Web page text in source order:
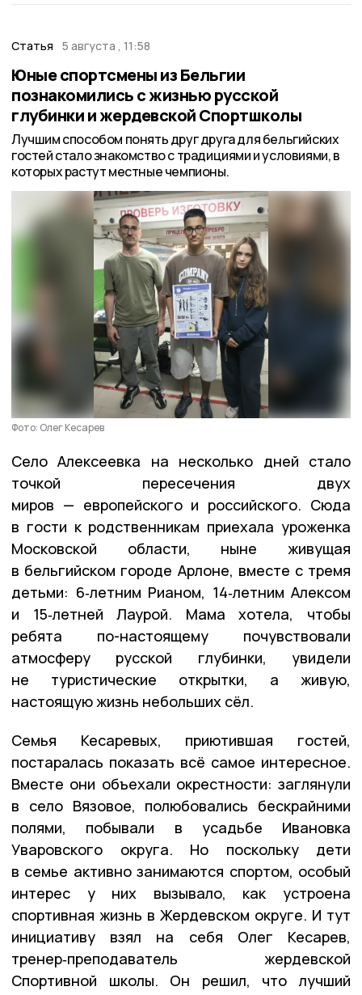
Статья 5 августа , 11:58
Юные спортсмены из Бельгии
познакомились с жизнью русской
глубинки и жердевской Спортшколы
Лучшим способом понять друг друга для бельгийских
гостей стало знакомство с традициями и условиями, в
которых растут местные чемпионы.
Фото: Олег Кесарев
Село Алексеевка на несколько дней стало
точкой пересечения двух
миров — европейского и российского. Сюда
в гости к родственникам приехала уроженка
Московской области, ныне живущая
в бельгийском городе Арлоне, вместе с тремя
детьми: 6‑летним Рианом, 14‑летним Алексом
и 15‑летней Лаурой. Мама хотела, чтобы
ребята по-настоящему почувствовали
атмосферу русской глубинки, увидели
не туристические открытки, а живую,
настоящую жизнь небольших сёл.
Семья Кесаревых, приютившая гостей,
постаралась показать всё самое интересное.
Вместе они объехали окрестности: заглянули
в село Вязовое, полюбовались бескрайними
полями, побывали в усадьбе Ивановка
Уваровского округа. Но поскольку дети
в семье активно занимаются спортом, особый
интерес у них вызывало, как устроена
спортивная жизнь в Жердевском округе. И тут
инициативу взял на себя Олег Кесарев,
тренер‑преподаватель жердевской
Спортивной школы. Он решил, что лучший